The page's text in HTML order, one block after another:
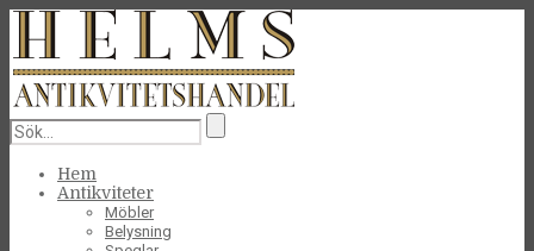
Hem
Antikviteter
Möbler
Belysning